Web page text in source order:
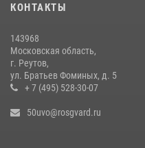
16 июля 2026, 09:30
КОНТАКТЫ
143968
Московская область,
г. Реутов,
ул. Братьев Фоминых, д. 5
+ 7 (495) 528-30-07
50uvo@rosgvard.ru